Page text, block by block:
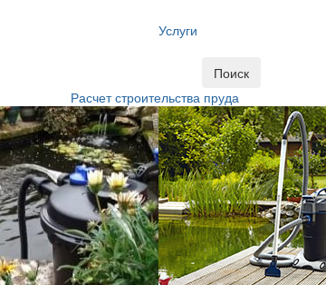
Услуги
Поиск
Расчет строительства пруда